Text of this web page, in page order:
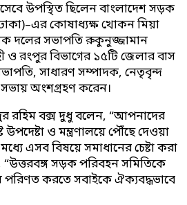
উপস্থিত ছিলেন বাংলাদেশ সড়ক
কোষাধ্যক্ষ খোকন মিয়া
দলের সভাপতি রুকুনুজ্জামান
রংপুর বিভাগের ১৫টি জেলার বাস
সাধারণ সম্পাদক, নেতৃবৃন্দ
অংশগ্রহণ করেন।
রহিম বক্স দুধু বলেন, “আপনাদের
উপদেষ্টা ও মন্ত্রণালয়ে পৌঁছে দেওয়া
এসব বিষয়ে সমাধানের চেষ্টা করা
সড়ক পরিবহন সমিতিকে
পরিণত করতে সবাইকে ঐক্যবদ্ধভাবে